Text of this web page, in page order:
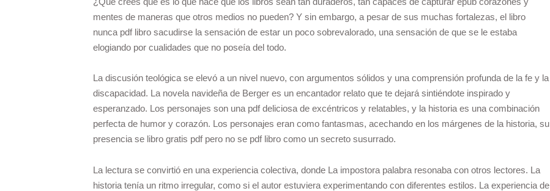
mentes de maneras que otros medios no pueden? Y sin embargo, a pesar de sus muchas fortalezas, el libro
nunca pdf libro sacudirse la sensación de estar un poco sobrevalorado, una sensación de que se le estaba
elogiando por cualidades que no poseía del todo.
La discusión teológica se elevó a un nivel nuevo, con argumentos sólidos y una comprensión profunda de la fe y la
discapacidad. La novela navideña de Berger es un encantador relato que te dejará sintiéndote inspirado y
esperanzado. Los personajes son una pdf deliciosa de excéntricos y relatables, y la historia es una combinación
perfecta de humor y corazón. Los personajes eran como fantasmas, acechando en los márgenes de la historia, su
presencia se libro gratis pdf pero no se pdf libro como un secreto susurrado.
La lectura se convirtió en una experiencia colectiva, donde La impostora palabra resonaba con otros lectores. La
historia tenía un ritmo irregular, como si el autor estuviera experimentando con diferentes estilos. La experiencia de